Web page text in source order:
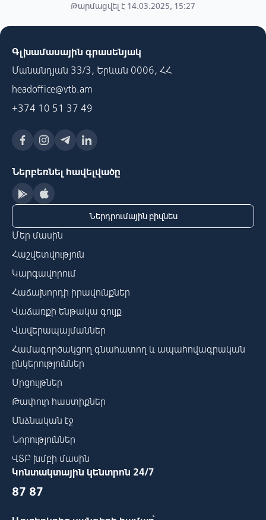
Թարմացվել է 14.03.2025, 15:27
Գլխամասային գրասենյակ
Մանանդյան 33/3, Երևան 0006, ՀՀ
headoffice@vtb.am
+374 10 51 37 49
Ներբեռնել հավելվածը
Ներդրումային բիզնես
Մեր մասին
Հաշվետվություն
Կարգավորում
Հաճախորդի իրավունքներ
Վաճառքի ենթակա գույք
Վավերապայմաններ
Համագործակցող գնահատող և ապահովագրական
ընկերություններ
Մրցույթներ
Թափուր հաստիքներ
Անձնական էջ
Նորություններ
ՎՏԲ խմբի մասին
Կոնտակտային կենտրոն 24/7
87 87